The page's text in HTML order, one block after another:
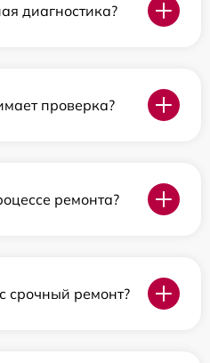
диагностика?
проверка?
ремонта?
срочный ремонт?